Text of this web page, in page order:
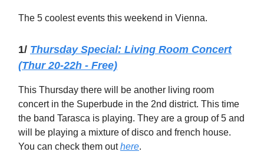
The 5 coolest events this weekend in Vienna.
1/ Thursday Special: Living Room Concert
(Thur 20-22h - Free)
This Thursday there will be another living room
concert in the Superbude in the 2nd district. This time
the band Tarasca is playing. They are a group of 5 and
will be playing a mixture of disco and french house.
You can check them outhere.